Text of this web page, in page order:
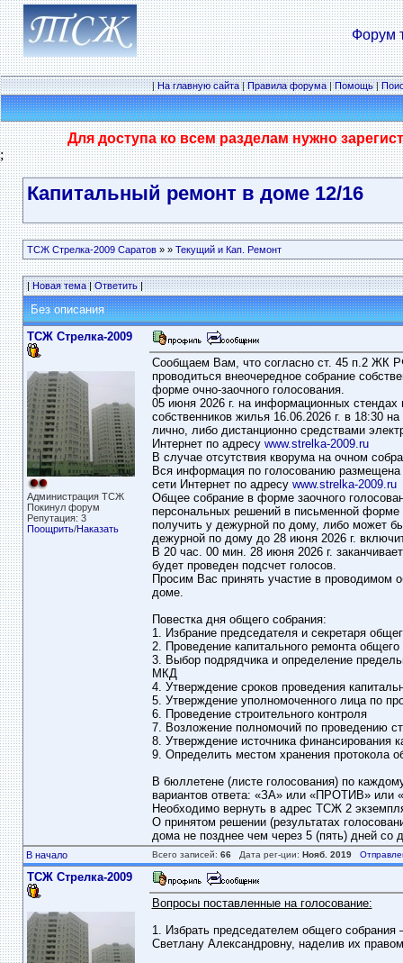
Форум
|На главную сайта|Правила форума|Помощь|
Для доступа ко всем разделам нужно
;
Капитальный ремонт в доме 12/16
ТСЖ Стрелка-2009 Саратов» » Текущий и Кап. Ремонт
|Новая тема|Ответить|
Без описания
ТСЖ Стрелка-2009
Администрация ТСЖ
Покинул форум
Репутация: 3
Поощрить/Наказать
Сообщаем Вам, что согласно ст. 45 п.2 ЖК
проводиться внеочередное собрание
форме очно-заочного голосования.
05 июня 2026 г. на информационных
собственников жилья 16.06.2026 г. в 18:30
лично, либо дистанционно средствами
Интернет по адресу www.strelka-2009.ru
В случае отсутствия кворума на очном
Вся информация по голосованию
сети Интернет по адресу www.strelka-2009.ru
Общее собрание в форме заочного
персональных решений в письменной форме
получить у дежурной по дому, либо может
дежурной по дому до 28 июня 2026 г.
В 20 час. 00 мин. 28 июня 2026 г.
будет проведен подсчет голосов.
Просим Вас принять участие в проводимом
доме.
Повестка дня общего собрания:
1. Избрание председателя и секретаря
2. Проведение капитального ремонта
3. Выбор подрядчика и определение
МКД
4. Утверждение сроков проведения
5. Утверждение уполномоченного лица по
6. Проведение строительного контроля
7. Возложение полномочий по проведению
8. Утверждение источника финансирования
9. Определить местом хранения протокола
В бюллетене (листе голосования) по
вариантов ответа: «ЗА» или «ПРОТИВ»
Необходимо вернуть в адрес ТСЖ 2
О принятом решении (результатах
дома не позднее чем через 5 (пять) дней со
В начало Всего записей: 66Дата рег-ции: Нояб. 2019
ТСЖ Стрелка-2009
Вопросы поставленные на голосование:
1. Избрать председателем общего
Светлану Александровну, наделив их